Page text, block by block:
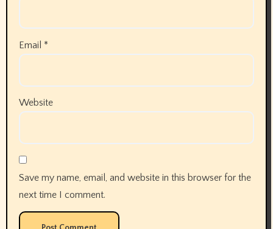
Email *
Website
Save my name, email, and website in this browser for the
next time I comment.